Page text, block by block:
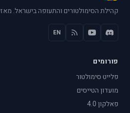
קהילת הסימולטורים והתעופה בישראל. מאז 2005.
EN
פורומים
פלייט סימולטור
מועדון הטייסים
פאלקון 4.0